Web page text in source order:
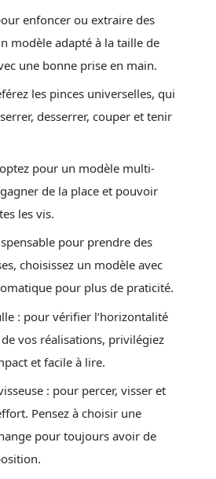
enfoncer ou extraire des
modèle adapté à la taille de
une bonne prise en main.
les pinces universelles, qui
desserrer, couper et tenir
pour un modèle multi-
de la place et pouvoir
les vis.
pour prendre des
choisissez un modèle avec
pour plus de praticité.
: pour vérifier l’horizontalité
vos réalisations, privilégiez
et facile à lire.
: pour percer, visser et
Pensez à choisir une
pour toujours avoir de